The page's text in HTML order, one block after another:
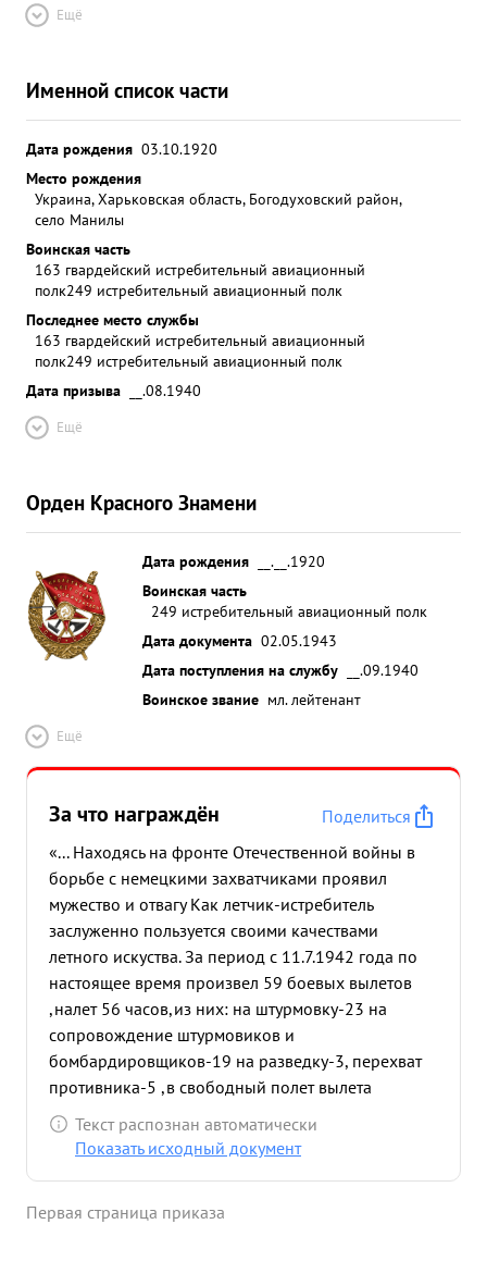
Ещё
Именной список части
Дата рождения 03.10.1920
Место рождения
Украина, Харьковская область, Богодуховский район,
село Манилы
Воинская часть
163 гвардейский истребительный авиационный
полк249 истребительный авиационный полк
Последнее место службы
163 гвардейский истребительный авиационный
полк249 истребительный авиационный полк
Дата призыва
__.08.1940
Ещё
Орден Красного Знамени
Дата рождения
__.__.1920
Воинская часть
249 истребительный авиационный полк
Дата документа 02.05.1943
Дата поступления на службу
__.09.1940
Воинское звание мл. лейтенант
Ещё
За что награждён
Поделиться
«... Находясь на фронте Отечественной войны в
борьбе с немецкими захватчиками проявил
мужество и отвагу Как летчик-истребитель
заслуженно пользуется своими качествами
летного искуства. За период с 11.7.1942 года по
настоящее время произвел 59 боевых вылетов
,налет 56 часов,из них: на штурмовку-23 на
сопровождение штурмовиков и
бомбардировщиков-19 на разведку-3, перехват
противника-5 ,в свободный полет вылета
Участвовал в 10 воздушных боях,в результате
которых сбил 4 самолета противника типа 2
сопровождении штурмовиков ИЛ-2,на пути были
Текст распознан автоматически
Показать исходный документ
Первая страница приказа